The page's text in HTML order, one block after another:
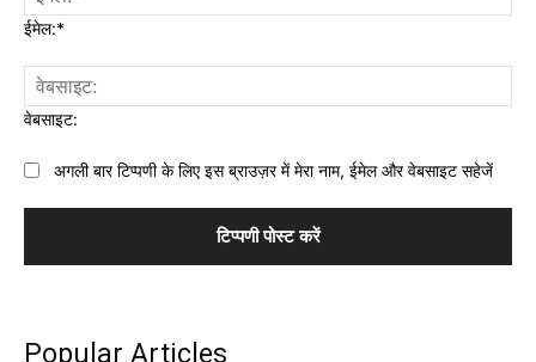
ईमेल:*
वेबसाइट:
अगली बार टिप्पणी के लिए इस ब्राउज़र में मेरा नाम, ईमेल और वेबसाइट सहेजें
Popular Articles